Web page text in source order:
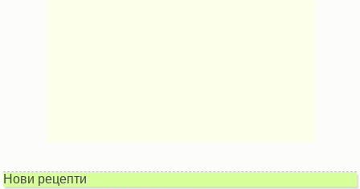
Нови рецепти